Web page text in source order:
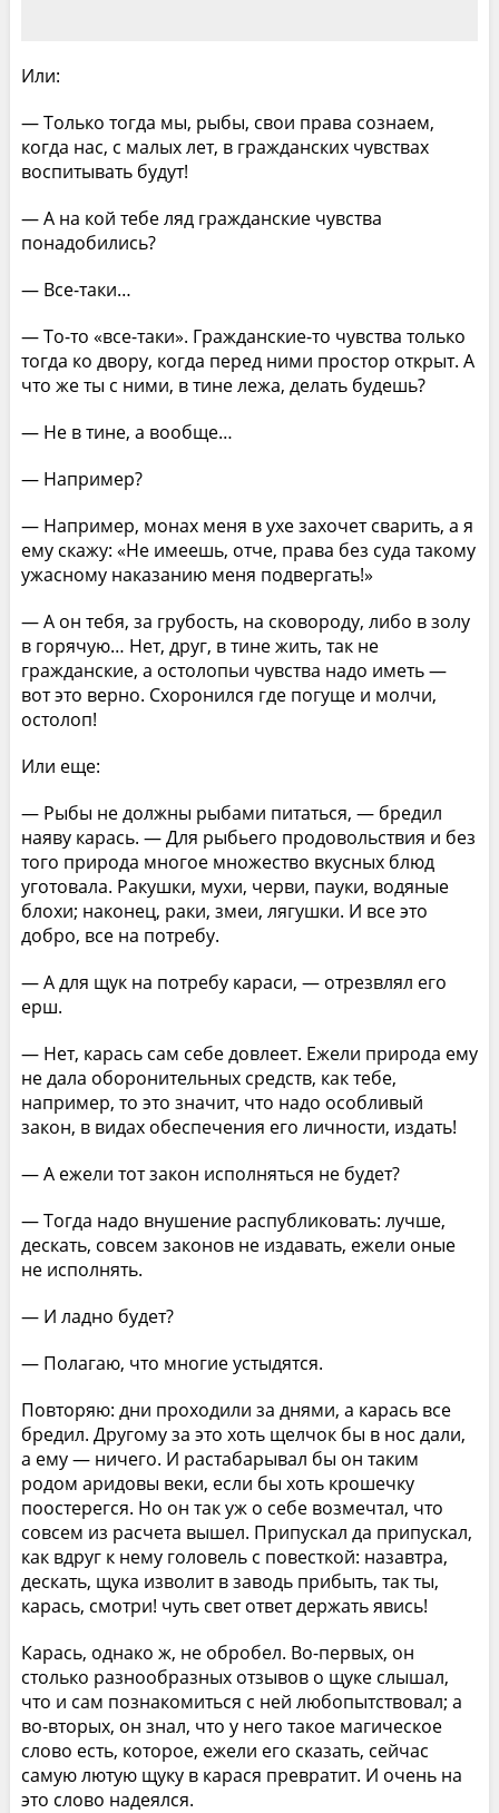
Или:
— Только тогда мы, рыбы, свои права сознаем,
когда нас, с малых лет, в гражданских чувствах
воспитывать будут!
— А на кой тебе ляд гражданские чувства
понадобились?
— Все-таки…
— То-то «все-таки». Гражданские-то чувства только
тогда ко двору, когда перед ними простор открыт. А
что же ты с ними, в тине лежа, делать будешь?
— Не в тине, а вообще…
— Например?
— Например, монах меня в ухе захочет сварить, а я
ему скажу: «Не имеешь, отче, права без суда такому
ужасному наказанию меня подвергать!»
— А он тебя, за грубость, на сковороду, либо в золу
в горячую… Нет, друг, в тине жить, так не
гражданские, а остолопьи чувства надо иметь —
вот это верно. Схоронился где погуще и молчи,
остолоп!
Или еще:
— Рыбы не должны рыбами питаться, — бредил
наяву карась. — Для рыбьего продовольствия и без
того природа многое множество вкусных блюд
уготовала. Ракушки, мухи, черви, пауки, водяные
блохи; наконец, раки, змеи, лягушки. И все это
добро, все на потребу.
— А для щук на потребу караси, — отрезвлял его
ерш.
— Нет, карась сам себе довлеет. Ежели природа ему
не дала оборонительных средств, как тебе,
например, то это значит, что надо особливый
закон, в видах обеспечения его личности, издать!
— А ежели тот закон исполняться не будет?
— Тогда надо внушение распубликовать: лучше,
дескать, совсем законов не издавать, ежели оные
не исполнять.
— И ладно будет?
— Полагаю, что многие устыдятся.
Повторяю: дни проходили за днями, а карась все
бредил. Другому за это хоть щелчок бы в нос дали,
а ему — ничего. И растабарывал бы он таким
родом аридовы веки, если бы хоть крошечку
поостерегся. Но он так уж о себе возмечтал, что
совсем из расчета вышел. Припускал да припускал,
как вдруг к нему головель с повесткой: назавтра,
дескать, щука изволит в заводь прибыть, так ты,
карась, смотри! чуть свет ответ держать явись!
Карась, однако ж, не обробел. Во-первых, он
столько разнообразных отзывов о щуке слышал,
что и сам познакомиться с ней любопытствовал; а
во-вторых, он знал, что у него такое магическое
слово есть, которое, ежели его сказать, сейчас
самую лютую щуку в карася превратит. И очень на
это слово надеялся.